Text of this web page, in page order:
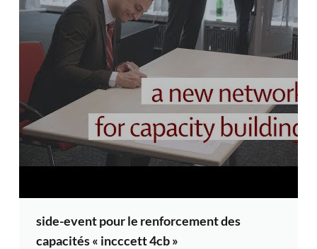
side-event pour le renforcement des
capacités « incccett 4cb »